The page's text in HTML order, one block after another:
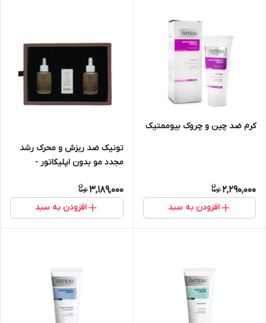
کرم ضد چین و چروک بیوممتیک
2,290,000
افزودن به سبد
تونیک ضد ریزش و محرک رشد
مجدد مو بدون اپلیکاتور -
3,189,000
افزودن به سبد